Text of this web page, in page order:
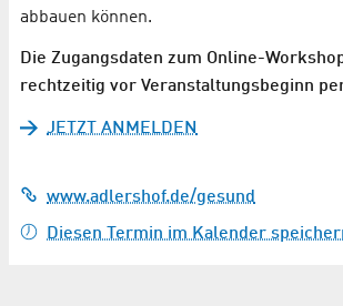
abbauen können.
Die Zugangsdaten zum Online-
rechtzeitig vor Veranstaltungsbeginn
JETZT ANMELDEN
www.adlershof.de/gesund
Diesen Termin im Kalender